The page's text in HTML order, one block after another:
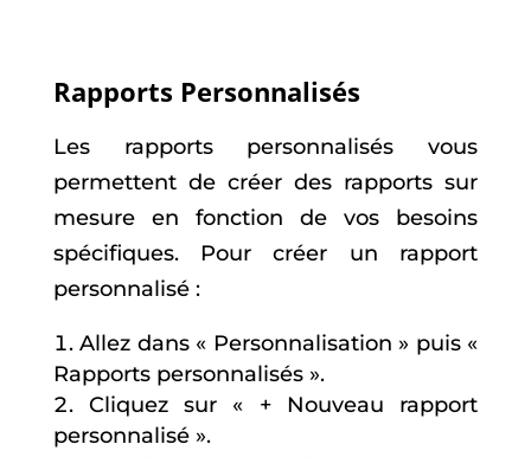
Rapports Personnalisés
Les rapports personnalisés vous
permettent de créer des rapports sur
mesure en fonction de vos besoins
spécifiques. Pour créer un rapport
personnalisé :
Allez dans « Personnalisation » puis «
Rapports personnalisés ».
Cliquez sur « + Nouveau rapport
personnalisé ».